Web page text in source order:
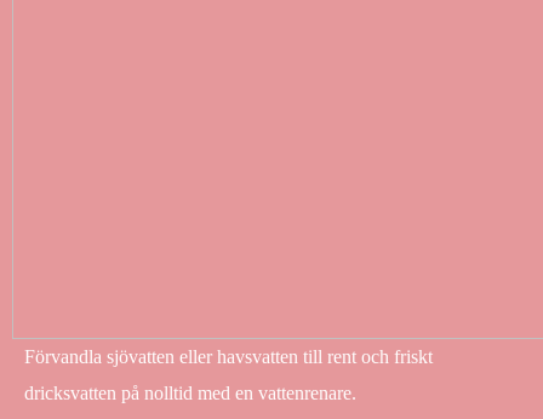
Förvandla sjövatten eller havsvatten till rent och friskt
dricksvatten på nolltid med en vattenrenare.